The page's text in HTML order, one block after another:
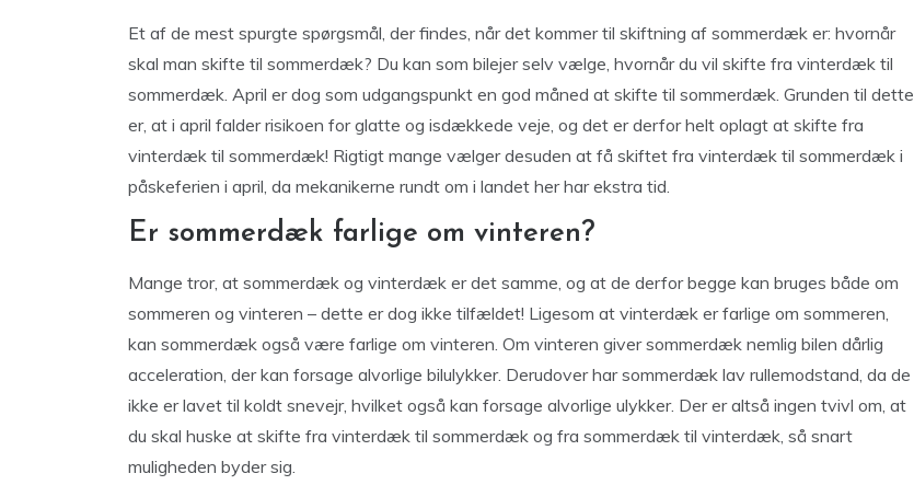
Et af de mest spurgte spørgsmål, der findes, når det kommer til skiftning af sommerdæk er: hvornår
skal man skifte til sommerdæk? Du kan som bilejer selv vælge, hvornår du vil skifte fra vinterdæk til
sommerdæk. April er dog som udgangspunkt en god måned at skifte til sommerdæk. Grunden til dette
er, at i april falder risikoen for glatte og isdækkede veje, og det er derfor helt oplagt at skifte fra
vinterdæk til sommerdæk! Rigtigt mange vælger desuden at få skiftet fra vinterdæk til sommerdæk i
påskeferien i april, da mekanikerne rundt om i landet her har ekstra tid.
Er sommerdæk farlige om vinteren?
Mange tror, at sommerdæk og vinterdæk er det samme, og at de derfor begge kan bruges både om
sommeren og vinteren – dette er dog ikke tilfældet! Ligesom at vinterdæk er farlige om sommeren,
kan sommerdæk også være farlige om vinteren. Om vinteren giver sommerdæk nemlig bilen dårlig
acceleration, der kan forsage alvorlige bilulykker. Derudover har sommerdæk lav rullemodstand, da de
ikke er lavet til koldt snevejr, hvilket også kan forsage alvorlige ulykker. Der er altså ingen tvivl om, at
du skal huske at skifte fra vinterdæk til sommerdæk og fra sommerdæk til vinterdæk, så snart
muligheden byder sig.